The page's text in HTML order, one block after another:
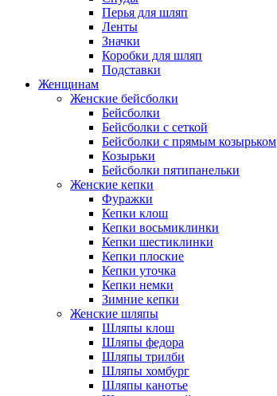
Перья для шляп
Ленты
Значки
Коробки для шляп
Подставки
Женщинам
Женские бейсболки
Бейсболки
Бейсболки с сеткой
Бейсболки с прямым козырьком
Козырьки
Бейсболки пятипанельки
Женские кепки
Фуражки
Кепки клош
Кепки восьмиклинки
Кепки шестиклинки
Кепки плоские
Кепки уточка
Кепки немки
Зимние кепки
Женские шляпы
Шляпы клош
Шляпы федора
Шляпы трилби
Шляпы хомбург
Шляпы канотье